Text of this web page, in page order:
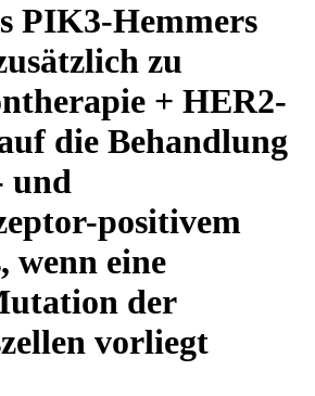
PIK3-Hemmers
zu
+ HER2-
die Behandlung
und
positivem
wenn eine
der
vorliegt